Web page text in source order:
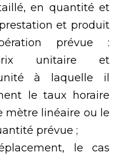
en quantité et
et produit
prévue :
unitaire et
à laquelle il
le taux horaire
mètre linéaire ou le
prévue ;
le cas